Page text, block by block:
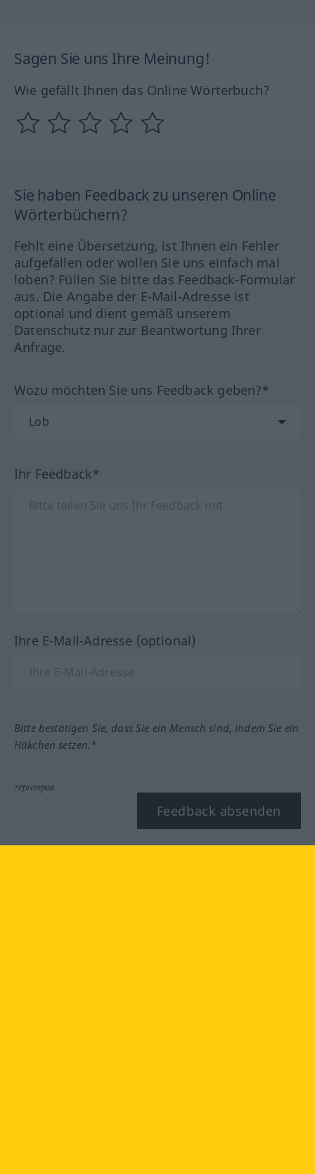
Sagen Sie uns Ihre Meinung!
Wie gefällt Ihnen das Online Wörterbuch?
Sie haben Feedback zu unseren Online
Wörterbüchern?
Fehlt eine Übersetzung, ist Ihnen ein Fehler
aufgefallen oder wollen Sie uns einfach mal
loben? Füllen Sie bitte das Feedback-Formular
aus. Die Angabe der E-Mail-Adresse ist
optional und dient gemäß unserem
Datenschutz nur zur Beantwortung Ihrer
Anfrage.
Wozu möchten Sie uns Feedback geben?*
Ihr Feedback*
Ihre E-Mail-Adresse (optional)
Bitte bestätigen Sie, dass Sie ein Mensch sind, indem Sie ein
Häkchen setzen.*
*Pflichtfeld
Feedback absenden